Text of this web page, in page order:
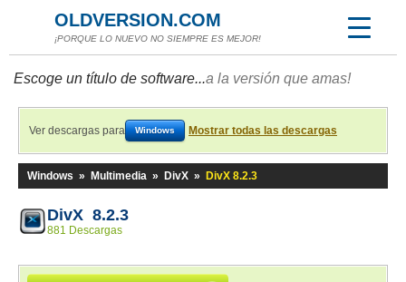
OLDVERSION.COM
¡PORQUE LO NUEVO NO SIEMPRE ES MEJOR!
Escoge un título de software...a la versión que amas!
Ver descargas para Windows Mostrar todas las descargas
Windows » Multimedia » DivX » DivX 8.2.3
DivX 8.2.3
881 Descargas